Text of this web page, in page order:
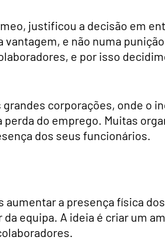
justificou a decisão em
e não numa
e por isso
corporações, onde o
do emprego. Muitas
dos seus funcionários.
aumentar a presença física
equipa. A ideia é criar um